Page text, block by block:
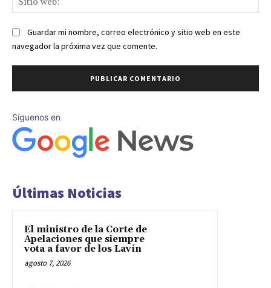
Guardar mi nombre, correo electrónico y sitio web en este
navegador la próxima vez que comente.
Síguenos en
Últimas Noticias
El ministro de la Corte de
Apelaciones que siempre
vota a favor de los Lavín
agosto 7, 2026